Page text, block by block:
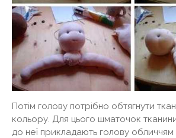
Потім голову потрібно обтягнути
кольору. Для цього шматочок
до неї прикладають голову обличчям